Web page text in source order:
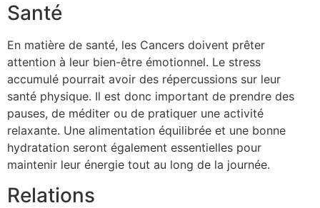
Santé
En matière de santé, les Cancers doivent prêter
attention à leur bien-être émotionnel. Le stress
accumulé pourrait avoir des répercussions sur leur
santé physique. Il est donc important de prendre des
pauses, de méditer ou de pratiquer une activité
relaxante. Une alimentation équilibrée et une bonne
hydratation seront également essentielles pour
maintenir leur énergie tout au long de la journée.
Relations